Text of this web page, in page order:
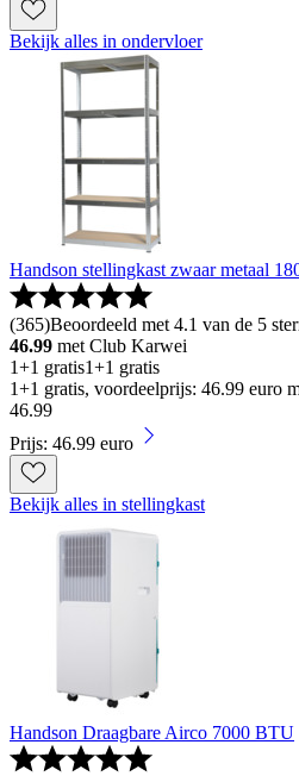
Bekijk alles in ondervloer
Handson stellingkast zwaar metaal
(365)Beoordeeld met 4.1 van de 5
46.99 met Club Karwei
1+1 gratis1+1 gratis
1+1 gratis, voordeelprijs: 46.99 euro
46.99
Prijs: 46.99 euro
Bekijk alles in stellingkast
Handson Draagbare Airco 7000 BTU